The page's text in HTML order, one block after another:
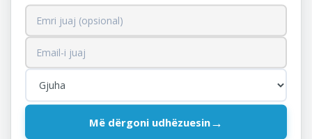
Rregullimet e zbritjes për
mallrat kapitale
Zbritja fillestare e TVSH-së korrigjohet
atëherë kur shfrytëzimi i mallrave kapitale
pëson ndryshim që ndikon në të drejtën e
personit të tatueshëm për zbritjen e
Më dërgoni udhëzuesin→